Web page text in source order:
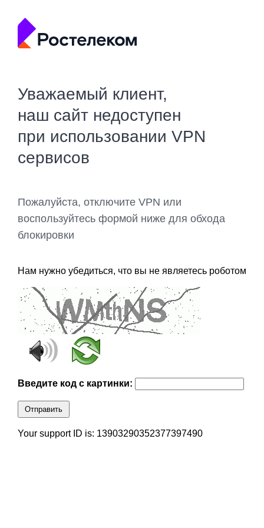
Уважаемый клиент,
наш сайт недоступен
при использовании VPN
сервисов
Пожалуйста, отключите VPN или
воспользуйтесь формой ниже для обхода
блокировки
Нам нужно убедиться, что вы не являетесь роботом
Введите код с картинки:
Отправить
Your support ID is: 13903290352377397490